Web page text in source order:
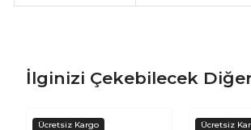
İlginizi Çekebilecek